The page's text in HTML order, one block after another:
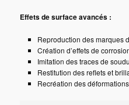
Effets de surface avancés :
Reproduction des marques
Création d’effets de
Imitation des traces de
Restitution des reflets et
Recréation des